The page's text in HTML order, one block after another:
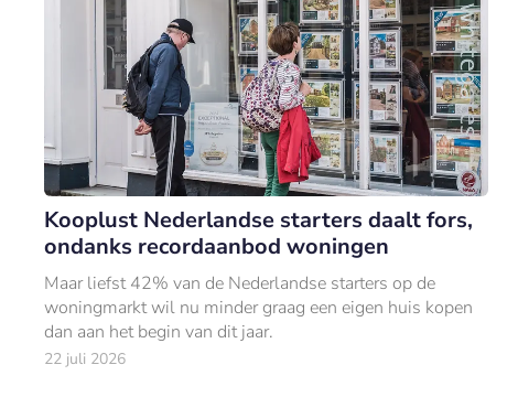
Kooplust Nederlandse starters daalt fors,
ondanks recordaanbod woningen
Maar liefst 42% van de Nederlandse starters op de
woningmarkt wil nu minder graag een eigen huis kopen
dan aan het begin van dit jaar.
22 juli 2026